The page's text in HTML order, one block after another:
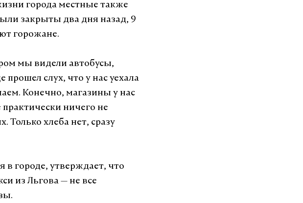
города местные также
закрыты два дня назад, 9
горожане.
мы видели автобусы,
слух, что у нас уехала
Конечно, магазины у нас
ничего не
Только хлеба нет, сразу
в городе, утверждает, что
из Льгова — не все